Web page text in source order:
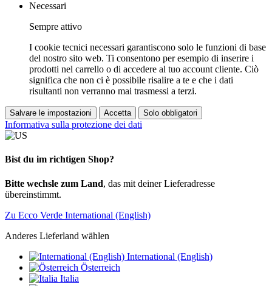
Necessari
Sempre attivo
I cookie tecnici necessari garantiscono solo le funzioni di base
del nostro sito web. Ti consentono per esempio di inserire i
prodotti nel carrello o di accedere al tuo account cliente. Ciò
significa che non ci è possibile risalire a te e che i dati
risultanti non verranno mai trasmessi a terzi.
Salvare le impostazioni Accetta Solo obbligatori
Informativa sulla protezione dei dati
Bist du im richtigen Shop?
Bitte wechsle zum Land, das mit deiner Lieferadresse
übereinstimmt.
Zu Ecco Verde International (English)
Anderes Lieferland wählen
International (English)
Österreich
Italia